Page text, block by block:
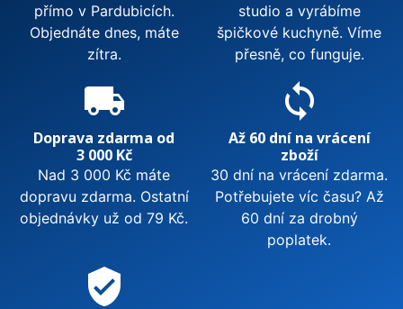
přímo v Pardubicích.
Objednáte dnes, máte
zítra.
studio a vyrábíme
špičkové kuchyně. Víme
přesně, co funguje.
local_shipping
Doprava zdarma od
3 000 Kč
Nad 3 000 Kč máte
dopravu zdarma. Ostatní
objednávky už od 79 Kč.
sync
Až 60 dní na vrácení
zboží
30 dní na vrácení zdarma.
Potřebujete víc času? Až
60 dní za drobný
poplatek.
verified_user